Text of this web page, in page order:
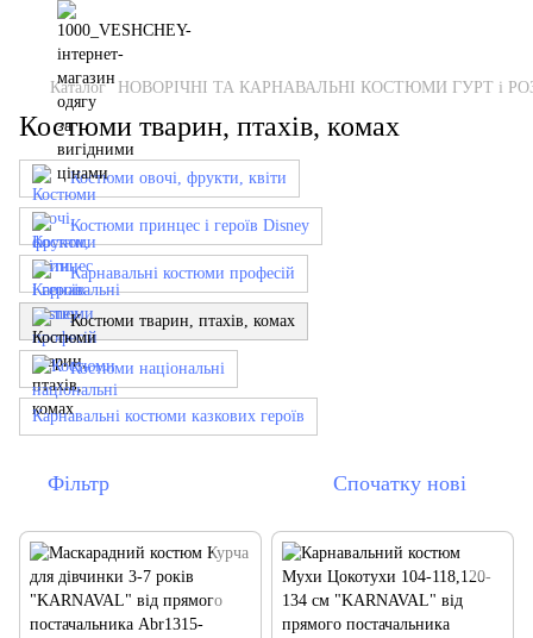
Каталог НОВОРІЧНІ ТА КАРНАВАЛЬНІ КОСТЮМИ ГУРТ і
Костюми тварин, птахів, комах
Костюми овочі, фрукти, квіти
Костюми принцес і героїв Disney
Карнавальні костюми професій
Костюми тварин, птахів, комах
Костюми національні
Карнавальні костюми казкових героїв
Фільтр Спочатку нові